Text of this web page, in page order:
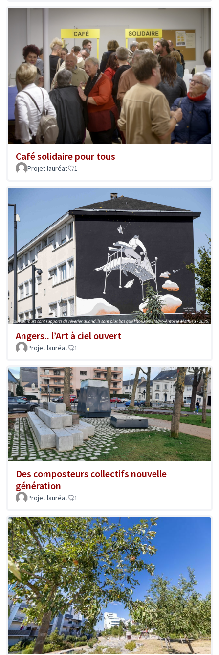
Café solidaire pour tous
Projet lauréat 1
Angers.. l’Art à ciel ouvert
Projet lauréat 1
Des composteurs collectifs nouvelle
génération
Projet lauréat 1